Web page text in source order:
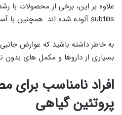
subtilis آلوده شده اند. همچنین با آسیب کبدی مرتبط است.
به خاطر داشته باشید که عوارض
بسیاری از داروها و مکمل های
افراد نامناسب
پروتئین گیاهی